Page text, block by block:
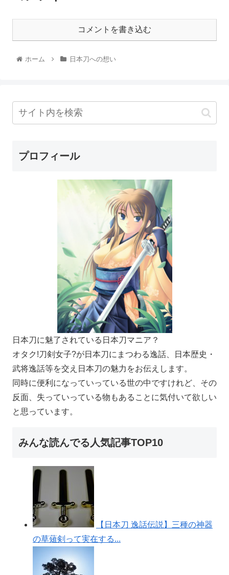
コメントを書き込む
ホーム 日本刀への想い
プロフィール
日本刀に魅了されている日本刀マニア？
オタク!刀剣女子?が日本刀にまつわる逸話、日本歴史・
武将逸話等を交え日本刀の魅力をお伝えします。
同時に便利になっていっている世の中ですけれど、その
反面、失っていっている物もあることに気付いて欲しい
と思っています。
みんな読んでる人気記事TOP10
【日本刀 逸話伝説】三種の神器
の草薙剣って実在する...